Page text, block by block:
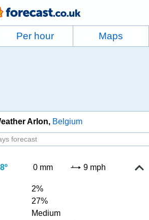
Per hour Maps
Arlon Belgium
forecast
8º 0 mm 9 mph
2%
27%
Medium